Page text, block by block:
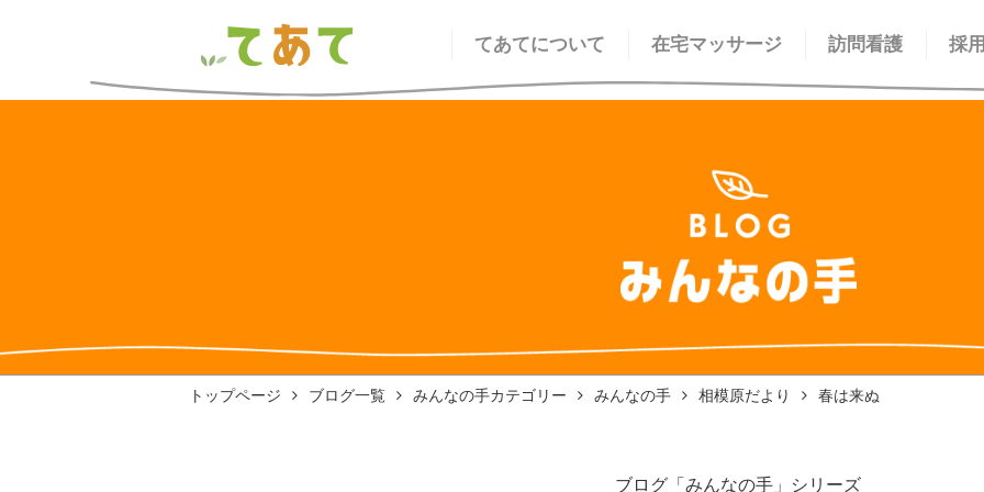
てあてについて 在宅マッサージ 訪問看護 採
トップページ ブログ一覧 みんなの手カテゴリー みんなの手 相模原だより 春は来ぬ
ブログ「みんなの手」シリーズ